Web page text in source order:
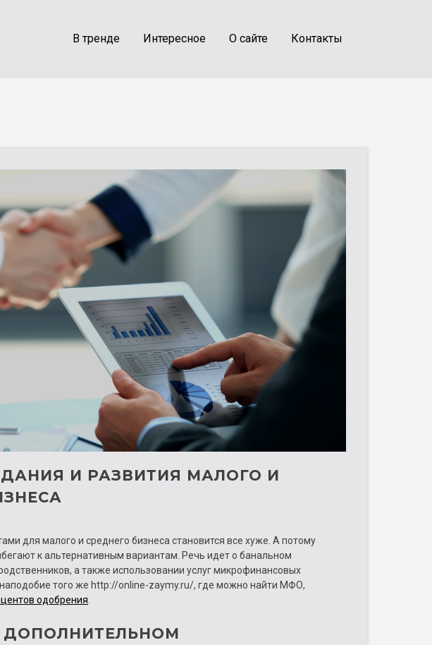
В тренде Интересное О сайте Контакты
И РАЗВИТИЯ МАЛОГО И
для малого и среднего бизнеса становится все хуже. А потому
к альтернативным вариантам. Речь идет о банальном
а также использовании услуг микрофинансовых
наподобие того же http://online-zaymy.ru/, где можно найти МФО,
одобрения
ДОПОЛНИТЕЛЬНОМ